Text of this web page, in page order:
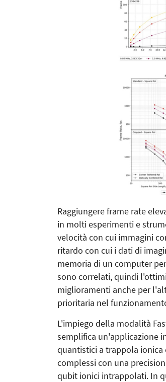
Raggiungere frame rate
in molti esperimenti e
velocità con cui immagini
ritardo con cui i dati di
memoria di un computer
sono correlati, quindi
miglioramenti anche per
prioritaria nel
L'impiego della modalità
semplifica un'applicazione
quantistici a trappola
complessi con una
qubit ionici intrappolati. In